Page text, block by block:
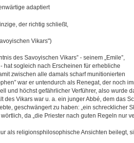
adaptiert
der richtig schließt,
Vikars")
des Savoyischen Vikars” - seinem „Emile”,
hat sogleich nach Erscheinen für erhebliche
zwischen alle damals scharf munitionierten
war er untendurch als Renegat, der noch
und höchst gefährlicher Verführer, also wurde
Vikars war u. a. ein junger Abbé, dem das
geschwängert zu haben: „ein schrecklicher
da „die Priester nach guten Regeln nur
als religionsphilosophische Ansichten beilegt,